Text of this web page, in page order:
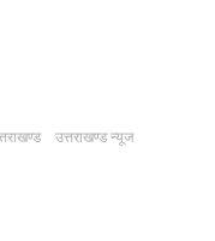
उत्तराखण्ड न्यूज